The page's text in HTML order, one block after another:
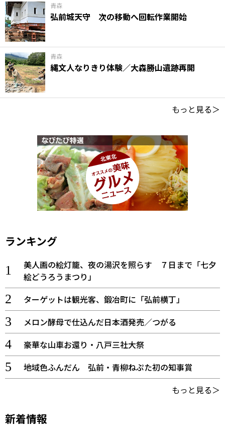
青森
弘前城天守 次の移動へ回転作業開始
青森
縄文人なりきり体験／大森勝山遺跡再開
もっと見る＞
ランキング
美人画の絵灯籠、夜の湯沢を照らす ７日まで「七夕
絵どうろうまつり」
ターゲットは観光客、鍛冶町に「弘前横丁」
メロン酵母で仕込んだ日本酒発売／つがる
豪華な山車お還り・八戸三社大祭
地域色ふんだん 弘前・青柳ねぷた初の知事賞
もっと見る＞
新着情報